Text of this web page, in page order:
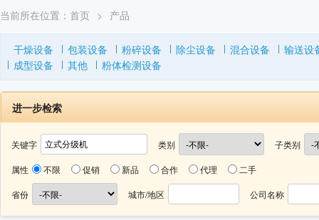
当前所在位置： 首页 > 产品
干燥设备 包装设备 粉碎设备 除尘设备 混合设备
输送设
成型设备
其他 粉体检测设备
进一步检索
关键字 类别 子类别
属性 不限 促销 新品 合作 代理 二手
省份 城市/地区 公司名称